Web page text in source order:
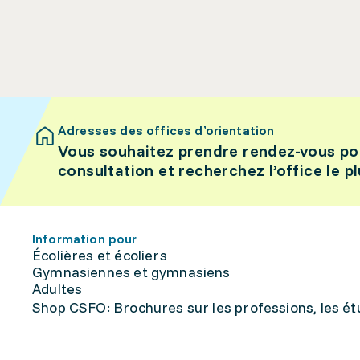
Adresses des offices d’orientation
Vous souhaitez prendre rendez-vous
consultation et recherchez l’office le
Information pour
Écolières et écoliers
Gymnasiennes et gymnasiens
Adultes
Shop CSFO: Brochures sur les professions, les